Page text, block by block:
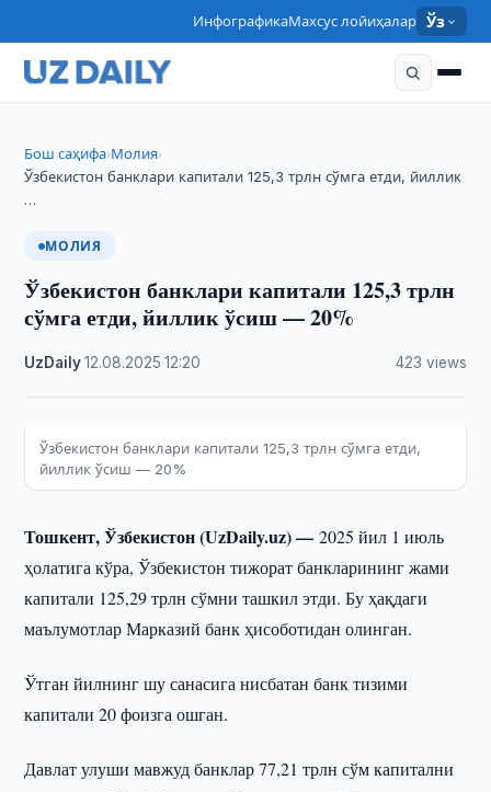
ИнфографикаМахсус лойиҳалар Ўз
Бош саҳифа›Молия›
Ўзбекистон банклари капитали 125,3 трлн сўмга етди, йиллик
…
МОЛИЯ
Ўзбекистон банклари капитали 125,3 трлн
сўмга етди, йиллик ўсиш — 20%
UzDaily·12.08.2025 ·12:20 423 views
Ўзбекистон банклари капитали 125,3 трлн сўмга етди,
йиллик ўсиш — 20%
Тошкент, Ўзбекистон (UzDaily.uz) —2025 йил 1 июль
ҳолатига кўра, Ўзбекистон тижорат банкларининг жами
капитали 125,29 трлн сўмни ташкил этди. Бу ҳақдаги
маълумотлар Марказий банк ҳисоботидан олинган.
Ўтган йилнинг шу санасига нисбатан банк тизими
капитали 20 фоизга ошган.
Давлат улуши мавжуд банклар 77,21 трлн сўм капитални